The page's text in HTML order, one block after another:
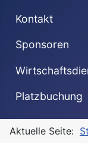
Kontakt
Sponsoren
Platzbuchung
Aktuelle Seite: